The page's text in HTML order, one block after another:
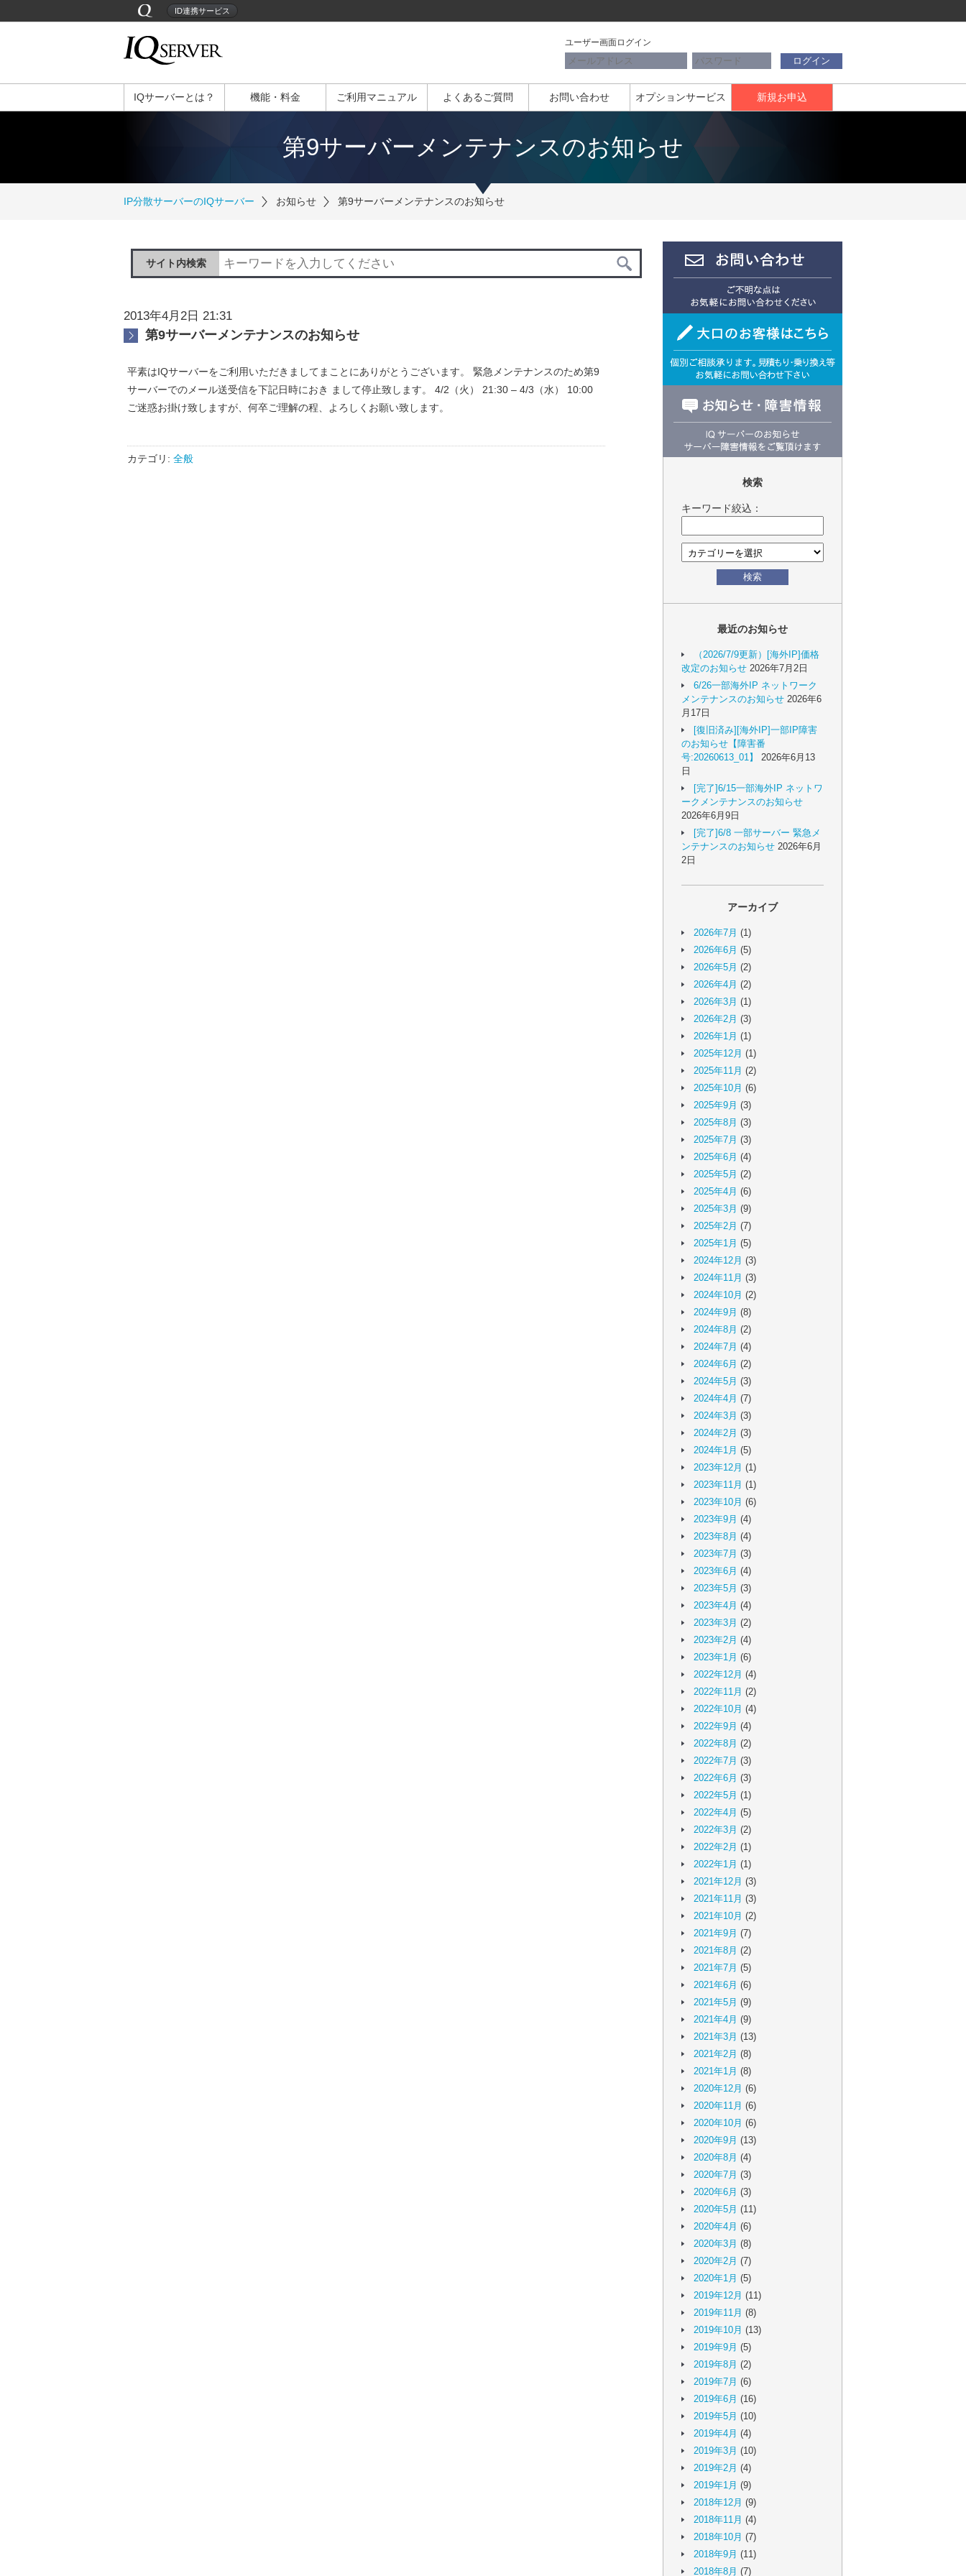
ID連携サービス
ユーザー画面ログイン
ログイン
IQサーバーとは？ 機能・料金 ご利用マニュアル よくあるご質問 お問い合わせ オプションサービス 新規お申込
第9サーバーメンテナンスのお知らせ
IP分散サーバーのIQサーバー お知らせ 第9サーバーメンテナンスのお知らせ
サイト内検索
2013年4月2日 21:31
第9サーバーメンテナンスのお知らせ
平素はIQサーバーをご利用いただきましてまことにありがとうございます。 緊急メンテナンスのため第9
サーバーでのメール送受信を下記日時におき まして停止致します。 4/2（火） 21:30 – 4/3（水） 10:00
ご迷惑お掛け致しますが、何卒ご理解の程、よろしくお願い致します。
カテゴリ: 全般
検索
キーワード絞込：
検索
最近のお知らせ
（2026/7/9更新）[海外IP]価格
改定のお知らせ 2026年7月2日
6/26一部海外IP ネットワーク
メンテナンスのお知らせ 2026年6
月17日
[復旧済み][海外IP]一部IP障害
のお知らせ【障害番
号:20260613_01】
2026年6月13
日
[完了]6/15一部海外IP ネットワ
ークメンテナンスのお知らせ
2026年6月9日
[完了]6/8 一部サーバー 緊急メ
ンテナンスのお知らせ 2026年6月
2日
アーカイブ
2026年7月 (1)
2026年6月 (5)
2026年5月 (2)
2026年4月 (2)
2026年3月 (1)
2026年2月 (3)
2026年1月 (1)
2025年12月 (1)
2025年11月 (2)
2025年10月 (6)
2025年9月 (3)
2025年8月 (3)
2025年7月 (3)
2025年6月 (4)
2025年5月 (2)
2025年4月 (6)
2025年3月 (9)
2025年2月 (7)
2025年1月 (5)
2024年12月 (3)
2024年11月 (3)
2024年10月 (2)
2024年9月 (8)
2024年8月 (2)
2024年7月 (4)
2024年6月 (2)
2024年5月 (3)
2024年4月 (7)
2024年3月 (3)
2024年2月 (3)
2024年1月 (5)
2023年12月 (1)
2023年11月 (1)
2023年10月 (6)
2023年9月 (4)
2023年8月 (4)
2023年7月 (3)
2023年6月 (4)
2023年5月 (3)
2023年4月 (4)
2023年3月 (2)
2023年2月 (4)
2023年1月 (6)
2022年12月 (4)
2022年11月 (2)
2022年10月 (4)
2022年9月 (4)
2022年8月 (2)
2022年7月 (3)
2022年6月 (3)
2022年5月 (1)
2022年4月 (5)
2022年3月 (2)
2022年2月 (1)
2022年1月 (1)
2021年12月 (3)
2021年11月 (3)
2021年10月 (2)
2021年9月 (7)
2021年8月 (2)
2021年7月 (5)
2021年6月 (6)
2021年5月 (9)
2021年4月 (9)
2021年3月 (13)
2021年2月 (8)
2021年1月 (8)
2020年12月 (6)
2020年11月 (6)
2020年10月 (6)
2020年9月 (13)
2020年8月 (4)
2020年7月 (3)
2020年6月 (3)
2020年5月 (11)
2020年4月 (6)
2020年3月 (8)
2020年2月 (7)
2020年1月 (5)
2019年12月 (11)
2019年11月 (8)
2019年10月 (13)
2019年9月 (5)
2019年8月 (2)
2019年7月 (6)
2019年6月 (16)
2019年5月 (10)
2019年4月 (4)
2019年3月 (10)
2019年2月 (4)
2019年1月 (9)
2018年12月 (9)
2018年11月 (4)
2018年10月 (7)
2018年9月 (11)
2018年8月 (7)